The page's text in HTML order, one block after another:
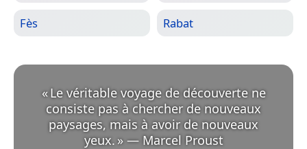
Fès Rabat
«Le véritable voyage de découverte ne
consiste pas à chercher de nouveaux
paysages, mais à avoir de nouveaux
yeux. » — Marcel Proust